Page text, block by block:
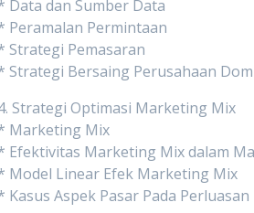
Data dan Sumber Data
Peramalan Permintaan
Strategi Pemasaran
Strategi Bersaing Perusahaan
Strategi Optimasi Marketing Mix
Marketing Mix
Efektivitas Marketing Mix dalam
Model Linear Efek Marketing Mix
Kasus Aspek Pasar Pada